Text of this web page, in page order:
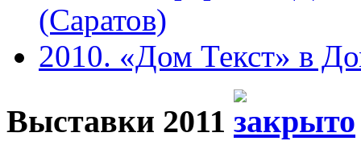
(Саратов)
2010. «Дом Текст» в
Выставки 2011